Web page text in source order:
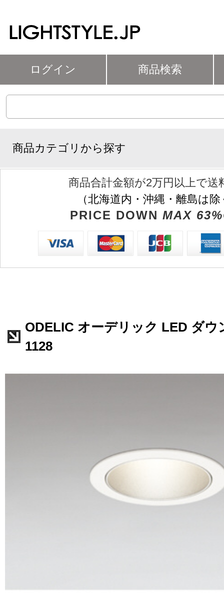
ログイン 商品検索
商品カテゴリから探す
商品合計金額が2万円以上で送
（北海道内・沖縄・離島は
PRICE DOWN MAX
ODELIC オーデリック LED ダウ
1128